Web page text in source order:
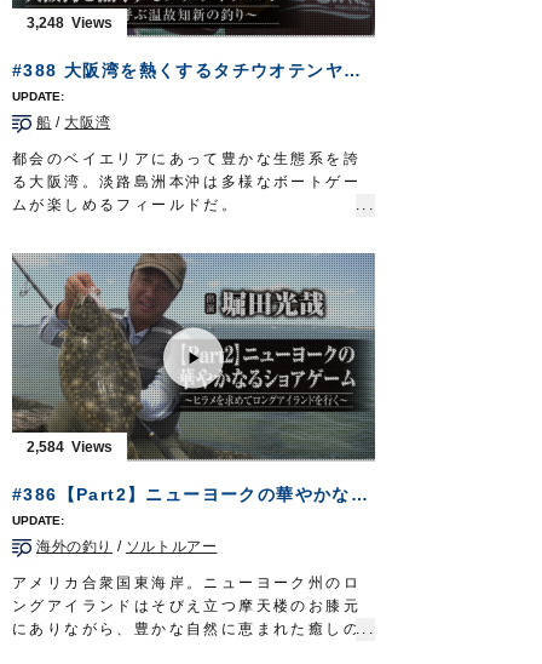
OWNERMOVIEhttp://ownertv.jp/
オーナーばりwebsite
3,248
#388 大阪湾を熱くするタチウオテンヤ～ドラゴンを呼ぶ温故知新の釣り～
船 / 大阪湾
都会のベイエリアにあって豊かな生態系を誇
る大阪湾。淡路島洲本沖は多様なボートゲー
ムが楽しめるフィールドだ。
性で虜にしているのがタチウオ。
120センチを超える大物…通称ドラゴンに挑
むのは、兵庫県神戸市に住まう可児宗元さ
ん。
タチウオ釣りの専門サイトを立ち上げるな
ど、マスメディアを通じ、タチウオテンヤの
面白さ・醍醐味を精力的に発信し続けてき
た。
大阪湾を熱くするタチウオテンヤ。伝統漁法
が育んだ温故知新の釣りで、龍の如き魚を誘
放送日 2019年10月20日
■タックル
竿：タチウオ専用ロッド 6ft6in
リール：小型電動リール
道糸：PE 2号
リーダー：フロロ 12号
テンヤ：
掛獲船太刀魚テンヤグロー 40号
2,584
#386【Part2】ニューヨークの華やかなるショアゲーム～ヒラメを求めてロングアイランドを行く～
海外の釣り / ソルトルアー
アメリカ合衆国東海岸。ニューヨーク州のロ
ングアイランドはそびえ立つ摩天楼のお膝元
にありながら、豊かな自然に恵まれた癒しの